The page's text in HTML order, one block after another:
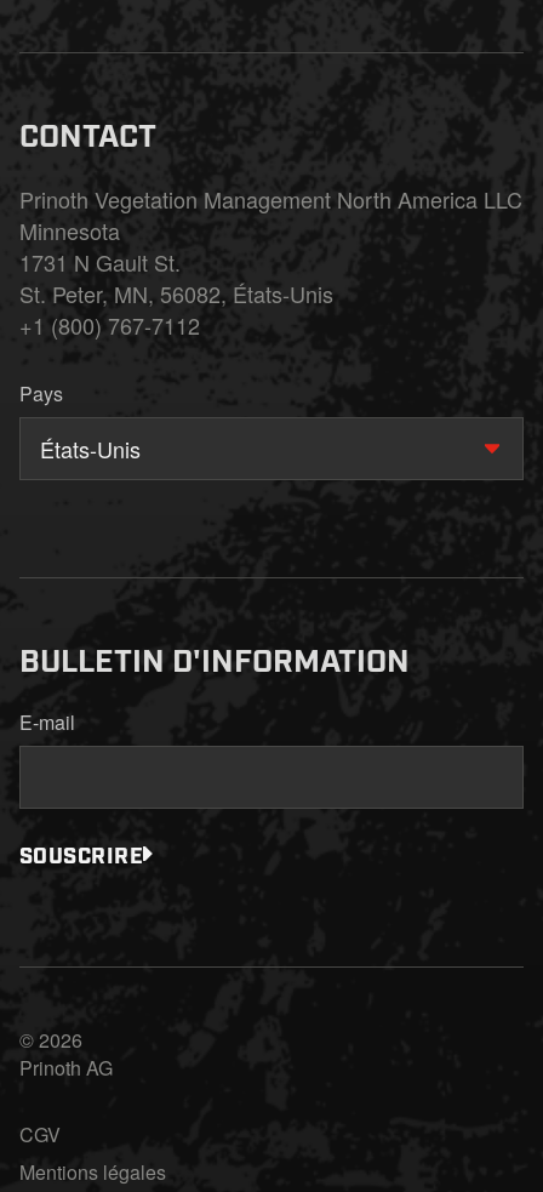
CONTACT
Prinoth Vegetation Management North America LLC
Minnesota
1731 N Gault St.
St. Peter, MN, 56082, États-Unis
+1 (800) 767-7112
Pays
États-Unis
BULLETIN D'INFORMATION
E-mail
SOUSCRIRE
© 2026
Prinoth AG
CGV
Mentions légales